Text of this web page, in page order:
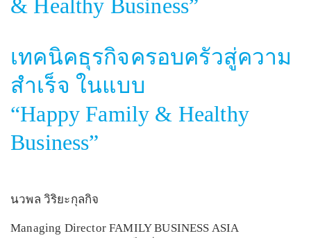
& Healthy Business”
เทคนิคธุรกิจครอบครัวสู่ความ
สำเร็จ ในแบบ
“Happy Family & Healthy
Business”
นวพล วิริยะกุลกิจ
Managing Director FAMILY BUSINESS ASIA